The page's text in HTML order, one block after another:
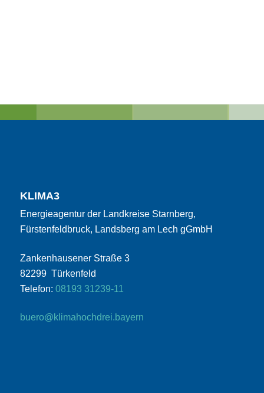
KLIMA3
Energieagentur der Landkreise Starnberg,
Fürstenfeldbruck, Landsberg am Lech gGmbH
Zankenhausener Straße 3
82299 Türkenfeld
Telefon: 08193 31239-11
buero@klimahochdrei.bayern